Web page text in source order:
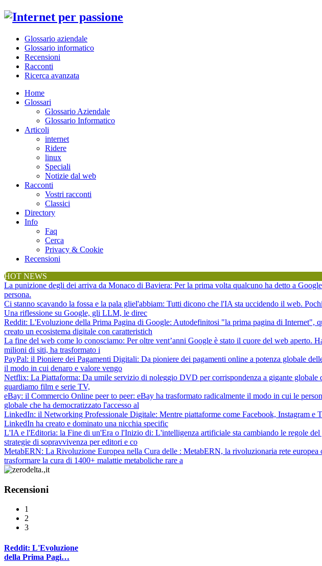
Glossario aziendale
Glossario informatico
Recensioni
Racconti
Ricerca avanzata
Home
Glossari
Glossario Aziendale
Glossario Informatico
Articoli
internet
Ridere
linux
Speciali
Notizie dal web
Racconti
Vostri racconti
Classici
Directory
Info
Faq
Cerca
Privacy & Cookie
Recensioni
HOT NEWS
La punizione degli dei arriva da Monaco di Baviera: Per la prima volta qualcuno ha detto a
persona.
Ci stanno scavando la fossa e la pala gliel'abbiam: Tutti dicono che l'IA sta uccidendo il web.
Una riflessione su Google, gli LLM, le direc
Reddit: L'Evoluzione della Prima Pagina di Google: Autodefinitosi "la prima pagina di Internet",
creato un ecosistema digitale con caratteristich
La fine del web come lo conosciamo: Per oltre vent’anni Google è stato il cuore del web aperto.
milioni di siti, ha trasformato i
PayPal: il Pioniere dei Pagamenti Digitali: Da pioniere dei pagamenti online a potenza globale
il modo in cui denaro e valore vengo
Netflix: La Piattaforma: Da umile servizio di noleggio DVD per corrispondenza a gigante
guardiamo film e serie TV,
eBay: il Commercio Online peer to peer: eBay ha trasformato radicalmente il modo in cui le
globale che ha democratizzato l'accesso al
LinkedIn: il Networking Professionale Digitale: Mentre piattaforme come Facebook, Instagram e
LinkedIn ha creato e dominato una nicchia specific
L'IA e l'Editoria: la Fine di un'Era o l'Inizio di: L'intelligenza artificiale sta cambiando le regole
strategie di sopravvivenza per editori e co
MetabERN: La Rivoluzione Europea nella Cura delle : MetabERN, la rivoluzionaria rete europea
trasformare la cura di 1400+ malattie metaboliche rare a
Recensioni
1
2
3
Reddit: L'Evoluzione
della Prima Pagi…